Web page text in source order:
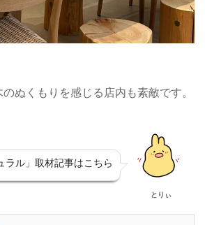
ぬくもりを感じる店内も素敵です。
ラル」取材記事はこちら
とりぃ